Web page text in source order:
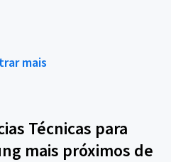
mais
Técnicas para
mais próximos de